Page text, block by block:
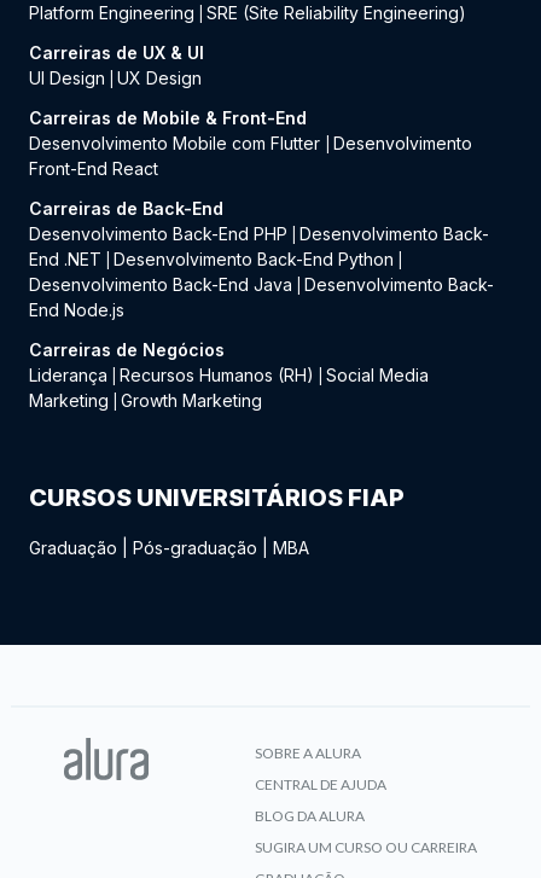
Platform Engineering
SRE (Site Reliability Engineering)
Carreiras de UX & UI
UI Design
UX Design
Carreiras de Mobile & Front-End
Desenvolvimento Mobile com Flutter
Desenvolvimento
Front-End React
Carreiras de Back-End
Desenvolvimento Back-End PHP
Desenvolvimento Back-
End .NET
Desenvolvimento Back-End Python
Desenvolvimento Back-End Java
Desenvolvimento Back-
End Node.js
Carreiras de Negócios
Liderança
Recursos Humanos (RH)
Social Media
Marketing
Growth Marketing
CURSOS UNIVERSITÁRIOS FIAP
Graduação Pós-graduação MBA
SOBRE A ALURA
CENTRAL DE AJUDA
BLOG DA ALURA
SUGIRA UM CURSO OU CARREIRA